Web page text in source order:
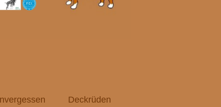
Deckrüden